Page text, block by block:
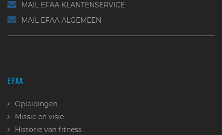
MAIL EFAA KLANTENSERVICE
MAIL EFAA ALGEMEEN
EFAA
Opleidingen
Missie en visie
Historie van fitness